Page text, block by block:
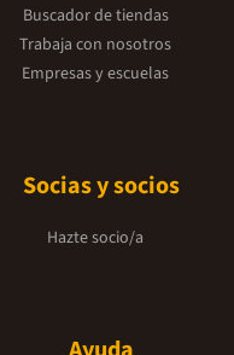
Buscador de tiendas
Trabaja con nosotros
Empresas y escuelas
Socias y socios
Hazte socio/a